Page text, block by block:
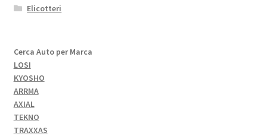
Elicotteri
Cerca Auto per Marca
LOSI
KYOSHO
ARRMA
AXIAL
TEKNO
TRAXXAS